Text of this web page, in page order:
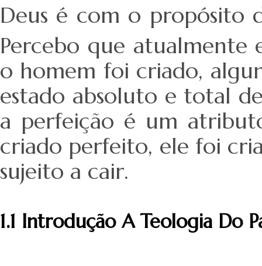
Deus é com o propósito
Percebo que atualmente
o homem foi criado,
estado absoluto e total
a perfeição é um
criado perfeito, ele foi
sujeito a cair.
1.1 Introdução A Teologia Do